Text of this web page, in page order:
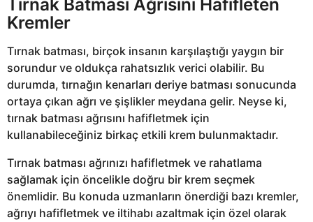
Kremler
Tırnak batması, birçok insanın karşılaştığı yaygın bir
sorundur ve oldukça rahatsızlık verici olabilir. Bu
durumda, tırnağın kenarları deriye batması sonucunda
ortaya çıkan ağrı ve şişlikler meydana gelir. Neyse ki,
tırnak batması ağrısını hafifletmek için
kullanabileceğiniz birkaç etkili krem bulunmaktadır.
Tırnak batması ağrınızı hafifletmek ve rahatlama
sağlamak için öncelikle doğru bir krem seçmek
önemlidir. Bu konuda uzmanların önerdiği bazı kremler,
ağrıyı hafifletmek ve iltihabı azaltmak için özel olarak